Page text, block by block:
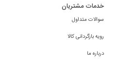
خدمات مشتریان
سوالات متداول
رویه بازگردانی کالا
درباره ما